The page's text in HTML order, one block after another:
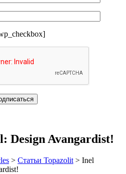
Design Avangardist!
> Статьи Topazolit > Inel